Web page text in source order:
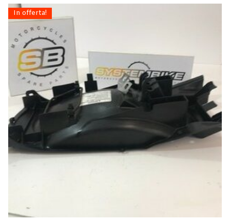
In offerta!